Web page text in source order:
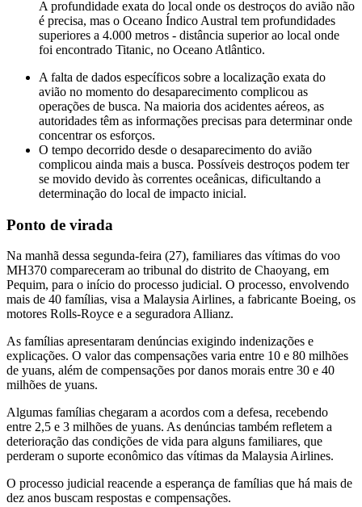
A profundidade exata do local onde os destroços do avião não
é precisa, mas o Oceano Índico Austral tem profundidades
superiores a 4.000 metros - distância superior ao local onde
foi encontrado Titanic, no Oceano Atlântico.
A falta de dados específicos sobre a localização exata do
avião no momento do desaparecimento complicou as
operações de busca. Na maioria dos acidentes aéreos, as
autoridades têm as informações precisas para determinar onde
concentrar os esforços.
O tempo decorrido desde o desaparecimento do avião
complicou ainda mais a busca. Possíveis destroços podem ter
se movido devido às correntes oceânicas, dificultando a
determinação do local de impacto inicial.
Ponto de virada
Na manhã dessa segunda-feira (27), familiares das vítimas do voo
MH370 compareceram ao tribunal do distrito de Chaoyang, em
Pequim, para o início do processo judicial. O processo, envolvendo
mais de 40 famílias, visa a Malaysia Airlines, a fabricante Boeing, os
motores Rolls-Royce e a seguradora Allianz.
As famílias apresentaram denúncias exigindo indenizações e
explicações. O valor das compensações varia entre 10 e 80 milhões
de yuans, além de compensações por danos morais entre 30 e 40
milhões de yuans.
Algumas famílias chegaram a acordos com a defesa, recebendo
entre 2,5 e 3 milhões de yuans. As denúncias também refletem a
deterioração das condições de vida para alguns familiares, que
perderam o suporte econômico das vítimas da Malaysia Airlines.
O processo judicial reacende a esperança de famílias que há mais de
dez anos buscam respostas e compensações.